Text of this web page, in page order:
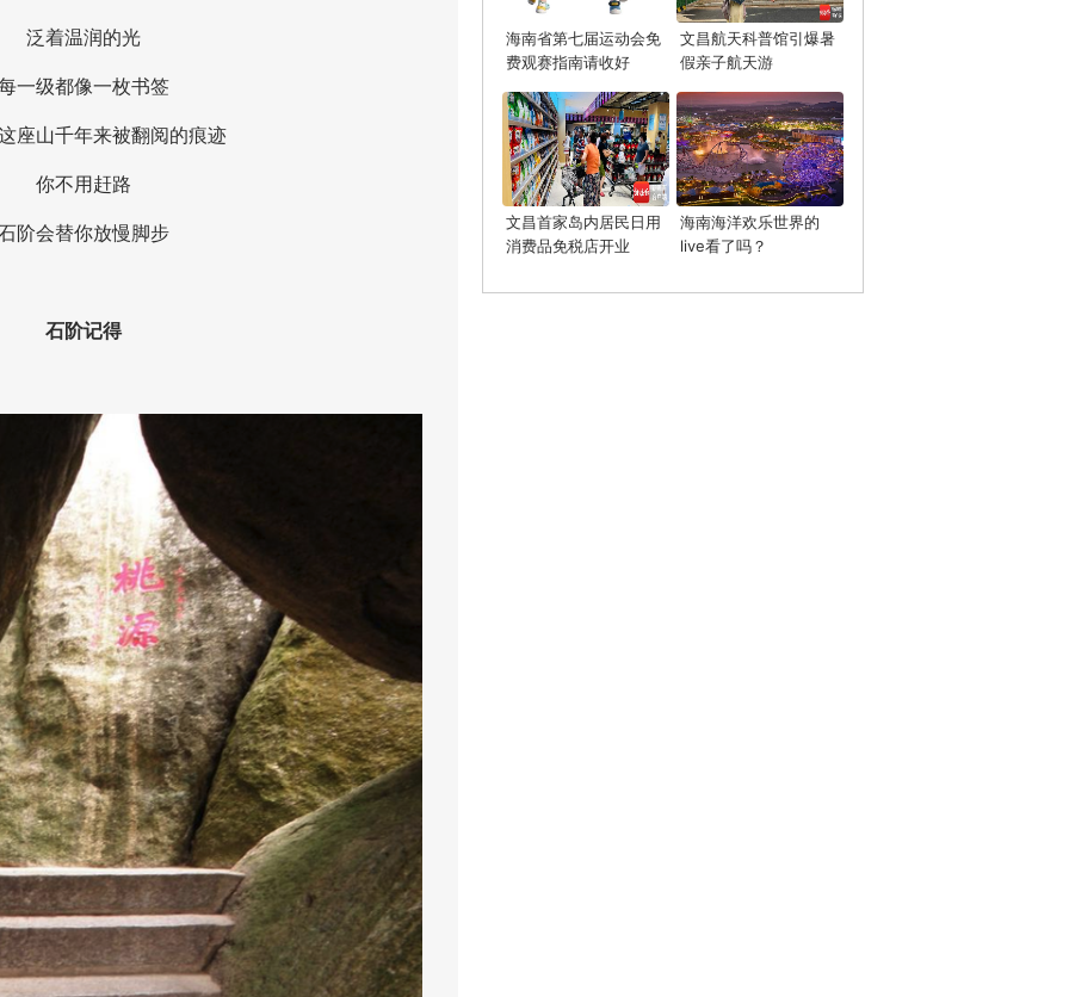
着温润的光
级都像一枚书签
山千年来被翻阅的痕迹
不用赶路
会替你放慢脚步
石阶记得
海南省第七届运动会免
费观赛指南请收好
文昌航天科普馆引爆暑
假亲子航天游
文昌首家岛内居民日用
消费品免税店开业
海南海洋欢乐世界的
live看了吗？